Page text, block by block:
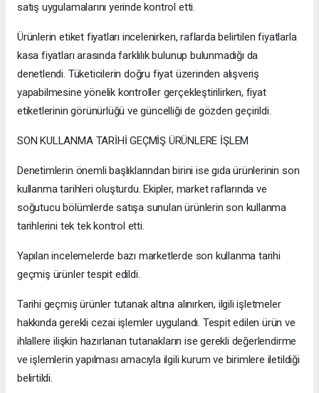
satış uygulamalarını yerinde kontrol etti.
Ürünlerin etiket fiyatları incelenirken, raflarda belirtilen fiyatlarla
kasa fiyatları arasında farklılık bulunup bulunmadığı da
denetlendi. Tüketicilerin doğru fiyat üzerinden alışveriş
yapabilmesine yönelik kontroller gerçekleştirilirken, fiyat
etiketlerinin görünürlüğü ve güncelliği de gözden geçirildi.
SON KULLANMA TARİHİ GEÇMİŞ ÜRÜNLERE İŞLEM
Denetimlerin önemli başlıklarından birini ise gıda ürünlerinin son
kullanma tarihleri oluşturdu. Ekipler, market raflarında ve
soğutucu bölümlerde satışa sunulan ürünlerin son kullanma
tarihlerini tek tek kontrol etti.
Yapılan incelemelerde bazı marketlerde son kullanma tarihi
geçmiş ürünler tespit edildi.
Tarihi geçmiş ürünler tutanak altına alınırken, ilgili işletmeler
hakkında gerekli cezai işlemler uygulandı. Tespit edilen ürün ve
ihlallere ilişkin hazırlanan tutanakların ise gerekli değerlendirme
ve işlemlerin yapılması amacıyla ilgili kurum ve birimlere iletildiği
belirtildi.